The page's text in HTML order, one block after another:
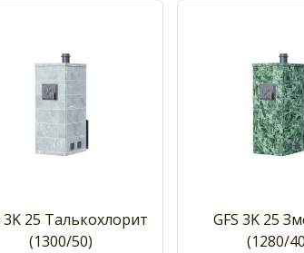
3K 25 Талькохлорит
(1300/50)
GFS 3K 25
(1280/